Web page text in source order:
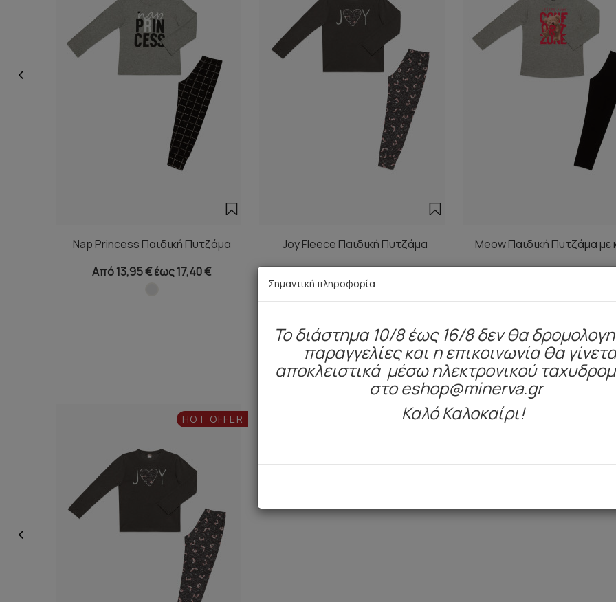
Nap Princess Παιδική Πυτζάμα
Από 13,95 € έως 17,40 €
Joy Fleece Παιδική Πυτζάμα
19,90 €
Meow Παιδική Πυτζάμα με
16,40 €
Είδατε πρόσφατα
HOT OFFER
Σημαντική πληροφορία
To διάστημα 10/8 έως 16/8 δεν θα
παραγγελίες και η επικοινωνία θα
αποκλειστικά μέσω ηλεκτρονικού
στο eshop@minerva.gr
Καλό Καλοκαίρι!